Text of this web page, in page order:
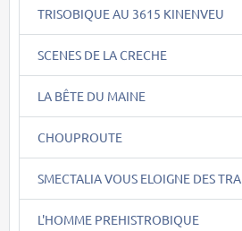
TRISOBIQUE AU 3615 KINENVEU
SCENES DE LA CRECHE
LA BÊTE DU MAINE
CHOUPROUTE
SMECTALIA VOUS ELOIGNE DES TRA
L'HOMME PREHISTROBIQUE